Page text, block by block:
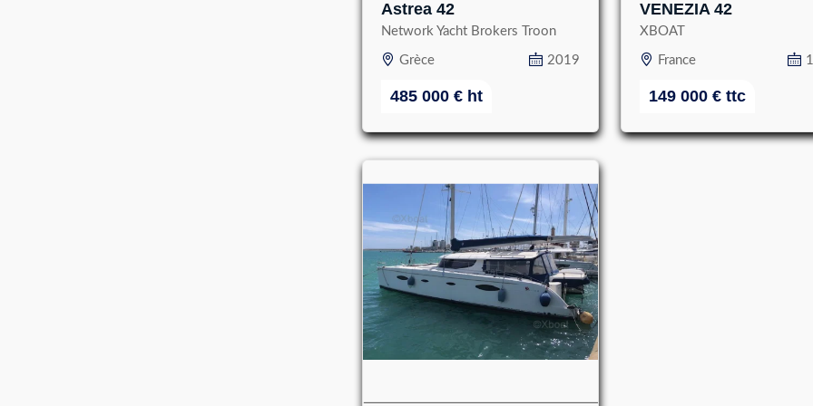
Astrea 42
Network Yacht Brokers Troon
Grèce 2019
485 000 € ht
VENEZIA 42
XBOAT
France
149 000 €ttc